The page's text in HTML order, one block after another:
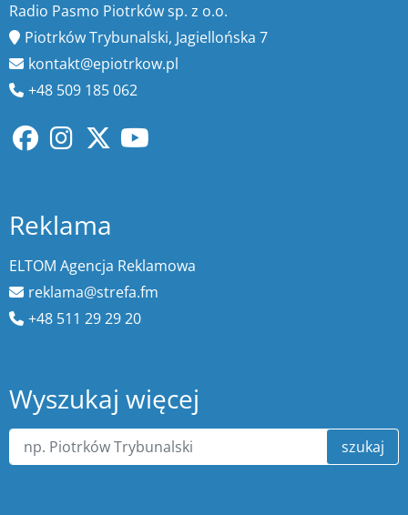
Radio Pasmo Piotrków sp. z o.o.
Piotrków Trybunalski, Jagiellońska 7
kontakt@epiotrkow.pl
+48 509 185 062
Reklama
ELTOM Agencja Reklamowa
reklama@strefa.fm
+48 511 29 29 20
Wyszukaj więcej
szukaj